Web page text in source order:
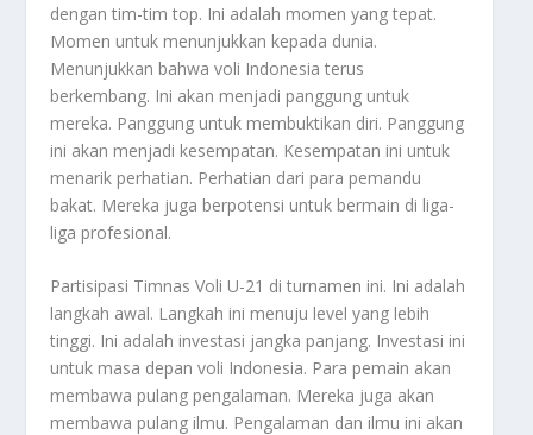
dengan tim-tim top. Ini adalah momen yang tepat.
Momen untuk menunjukkan kepada dunia.
Menunjukkan bahwa voli Indonesia terus
berkembang. Ini akan menjadi panggung untuk
mereka. Panggung untuk membuktikan diri. Panggung
ini akan menjadi kesempatan. Kesempatan ini untuk
menarik perhatian. Perhatian dari para pemandu
bakat. Mereka juga berpotensi untuk bermain di liga-
liga profesional.
Partisipasi Timnas Voli U-21 di turnamen ini. Ini adalah
langkah awal. Langkah ini menuju level yang lebih
tinggi. Ini adalah investasi jangka panjang. Investasi ini
untuk masa depan voli Indonesia. Para pemain akan
membawa pulang pengalaman. Mereka juga akan
membawa pulang ilmu. Pengalaman dan ilmu ini akan